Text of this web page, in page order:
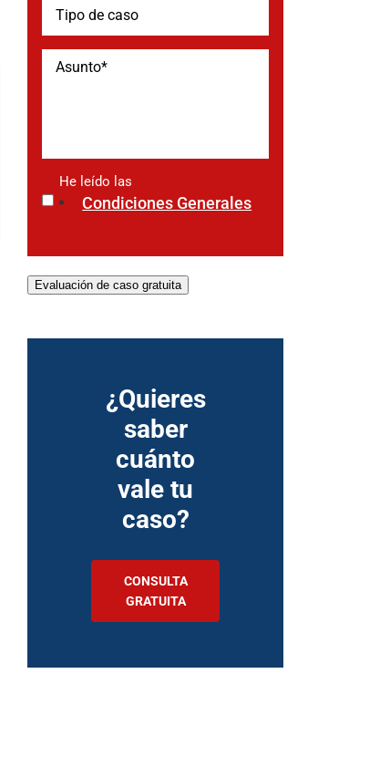
He leído las
Condiciones Generales
Evaluación de caso gratuita
¿Quieres
saber
cuánto
vale tu
caso?
CONSULTA
GRATUITA